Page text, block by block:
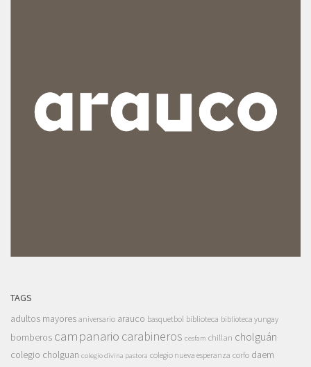
TAGS
adultos mayores aniversario arauco basquetbol biblioteca biblioteca yungay
bomberos campanario carabineros cesfam chillan cholguán
colegio cholguan colegio divina pastora colegio nueva esperanza corfo daem